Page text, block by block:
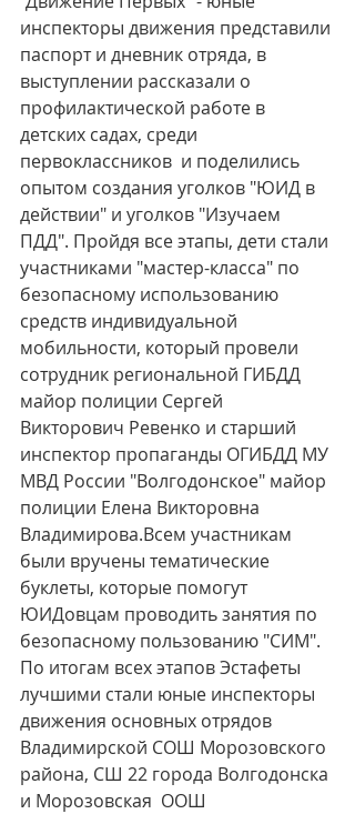
инспекторы движения представили
паспорт и дневник отряда, в
выступлении рассказали о
профилактической работе в
детских садах, среди
первоклассников  и поделились
опытом создания уголков "ЮИД в
действии" и уголков "Изучаем
ПДД". Пройдя все этапы, дети стали
участниками "мастер-класса" по
безопасному использованию
средств индивидуальной
мобильности, который провели
сотрудник региональной ГИБДД
майор полиции Сергей
Викторович Ревенко и старший
инспектор пропаганды ОГИБДД МУ
МВД России "Волгодонское" майор
полиции Елена Викторовна
Владимирова.Всем участникам
были вручены тематические
буклеты, которые помогут
ЮИДовцам проводить занятия по
безопасному пользованию "СИМ".
По итогам всех этапов Эстафеты
лучшими стали юные инспекторы
движения основных отрядов
Владимирской СОШ Морозовского
района, СШ 22 города Волгодонска
и Морозовская  ООШ